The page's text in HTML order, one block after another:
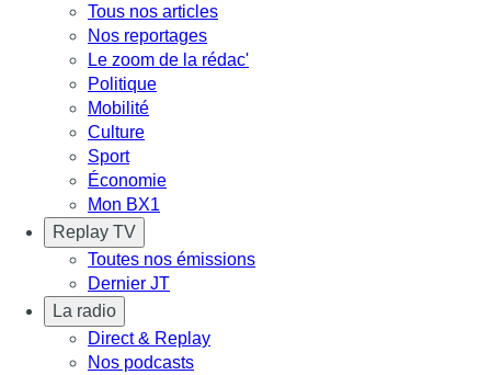
Tous nos articles
Nos reportages
Le zoom de la rédac'
Politique
Mobilité
Culture
Sport
Économie
Mon BX1
Replay TV
Toutes nos émissions
Dernier JT
La radio
Direct & Replay
Nos podcasts